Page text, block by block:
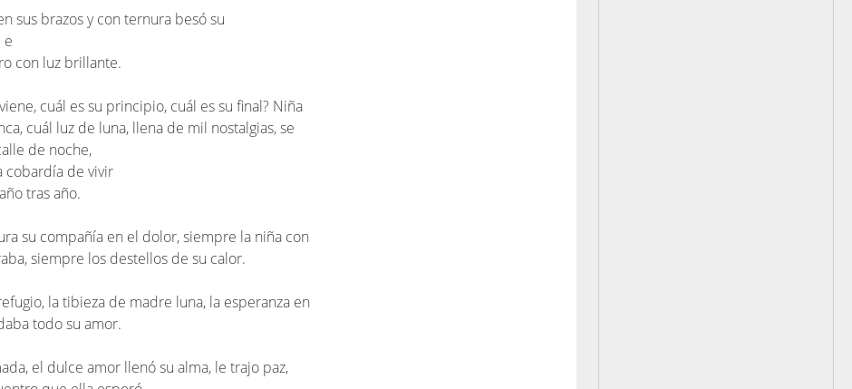
sus brazos y con ternura besó su
e
con luz brillante.
cuál es su principio, cuál es su final? Niña
cuál luz de luna, llena de mil nostalgias, se
de noche,
cobardía de vivir
tras año.
su compañía en el dolor, siempre la niña con
siempre los destellos de su calor.
la tibieza de madre luna, la esperanza en
todo su amor.
el dulce amor llenó su alma, le trajo paz,